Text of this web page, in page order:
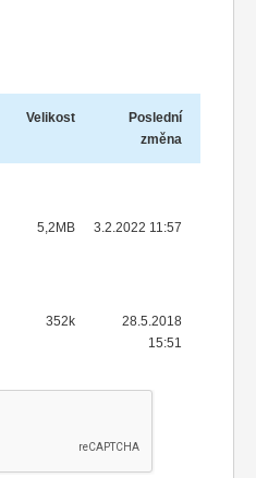
Velikost
Poslední
změna
5,2MB 3.2.2022 11:57
352k
28.5.2018
15:51